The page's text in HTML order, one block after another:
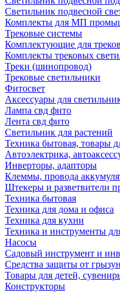
Светильник подвесной
Комплекты для МП
Трековые системы
Комплектующие для треков
Комплекты трековых
Треки (шинопровод)
Трековые светильники
Фитосвет
Аксессуары для
Лампа свд фито
Лента свд фито
Светильник для растений
Техника бытовая, товары
Автоэлектрика,
Инверторы, адапторы
Клеммы, провода
Штекеры и разветвители
Техника бытовая
Техника для дома и офиса
Техника для кухни
Техника и инструменты
Насосы
Садовый инструмент и
Средства защиты от
Товары для детей,
Конструкторы